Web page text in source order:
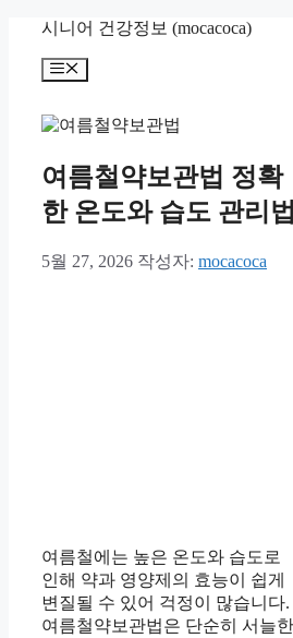
시니어 건강정보 (mocacoca)
메
여름철약보관법 정확
한 온도와 습도 관리법
5월 27, 2026 작성자: mocacoca
여름철에는 높은 온도와 습도로
인해 약과 영양제의 효능이 쉽게
변질될 수 있어 걱정이 많습니다.
여름철약보관법은 단순히 서늘한